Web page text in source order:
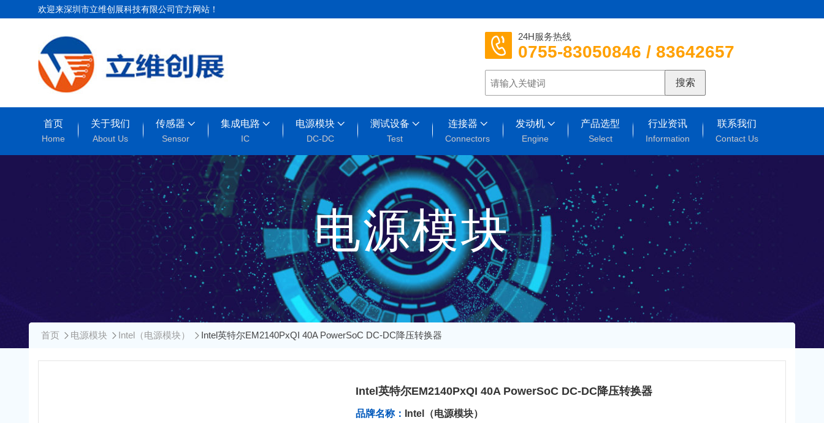
欢迎来深圳市立维创展科技有限公司官方网站！
24H服务热线
0755-83050846 / 83642657
搜索
首页
Home
关于我们
About Us
传感器
Sensor
集成电路
IC
电源模块
DC-DC
测试设备
Test
连接器
Connectors
发动机
Engine
产品选型
Select
行业资讯
Information
联系我们
Contact Us
电源模块
首页 电源模块 Intel（电源模块） Intel英特尔EM2140PxQI 40A PowerSoC DC-DC降压转换器
Intel英特尔EM2140PxQI 40A PowerSoC DC-DC降压转换器
发布于：2023-11-20 15:01:59
品牌名称：
Intel（电源模块）